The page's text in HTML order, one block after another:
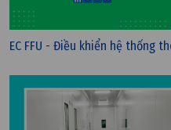
VAV - Hệ thống biến
EC FFU - Điều khiển hệ thống